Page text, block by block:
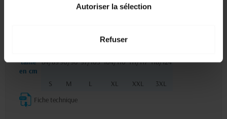
Autoriser la sélection
Refuser
Taille Taille 3 Taille 4Taille 5Taille 6
taille
en cm
84/8990/96 97/103 104/110 111/117 118/124
S M L XL XXL
3XL
Fiche technique